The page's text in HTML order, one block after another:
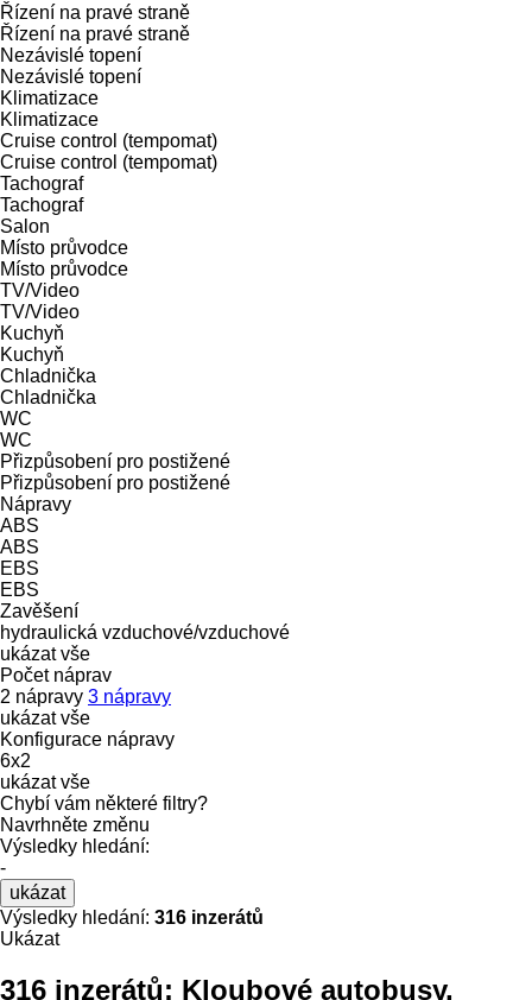
Řízení na pravé straně
Řízení na pravé straně
Nezávislé topení
Nezávislé topení
Klimatizace
Klimatizace
Cruise control (tempomat)
Cruise control (tempomat)
Tachograf
Tachograf
Salon
Místo průvodce
Místo průvodce
TV/Video
TV/Video
Kuchyň
Kuchyň
Chladnička
Chladnička
WC
WC
Přizpůsobení pro postižené
Přizpůsobení pro postižené
Nápravy
ABS
ABS
EBS
EBS
Zavěšení
hydraulická vzduchové/vzduchové
ukázat vše
Počet náprav
2 nápravy 3 nápravy
ukázat vše
Konfigurace nápravy
6x2
ukázat vše
Chybí vám některé filtry?
Navrhněte změnu
Výsledky hledání:
-
ukázat
Výsledky hledání: 316 inzerátů
Ukázat
316 inzerátů: Kloubové autobusy,